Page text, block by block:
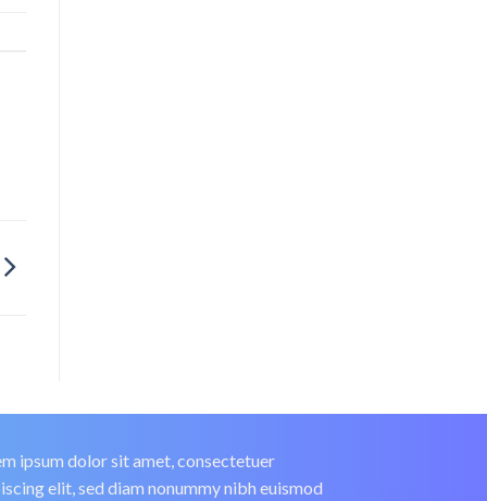
ipsum dolor sit amet, consectetuer
elit, sed diam nonummy nibh euismod